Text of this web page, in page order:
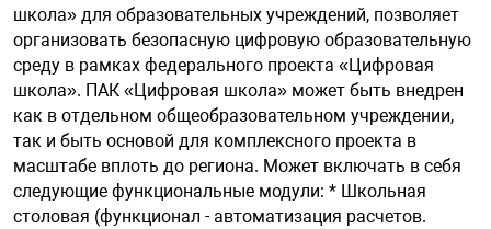
безопасность
оборудование
школа» для образовательных учреждений, позволяет
организовать безопасную цифровую образовательную
среду в рамках федерального проекта «Цифровая
школа». ПАК «Цифровая школа» может быть внедрен
как в отдельном общеобразовательном учреждении,
так и быть основой для комплексного проекта в
масштабе вплоть до региона. Может включать в себя
следующие функциональные модули: * Школьная
столовая (функционал - автоматизация расчетов.